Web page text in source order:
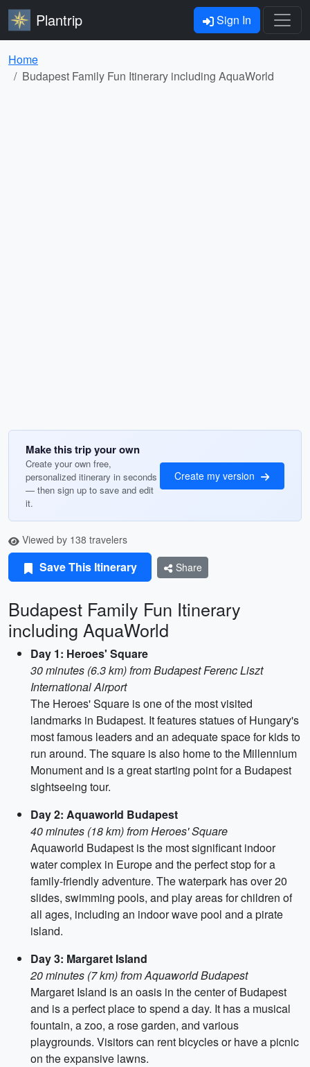
Plantrip Sign In
Home
Budapest Family Fun Itinerary including AquaWorld
Make this trip your own
Create your own free,
personalized itinerary in seconds
— then sign up to save and edit
it.
Create my version
Viewed by 138 travelers
Save This Itinerary Share
Budapest Family Fun Itinerary
including AquaWorld
Day 1: Heroes' Square
30 minutes (6.3 km) from Budapest Ferenc Liszt
International Airport
The Heroes' Square is one of the most visited
landmarks in Budapest. It features statues of Hungary's
most famous leaders and an adequate space for kids to
run around. The square is also home to the Millennium
Monument and is a great starting point for a Budapest
sightseeing tour.
Day 2: Aquaworld Budapest
40 minutes (18 km) from Heroes' Square
Aquaworld Budapest is the most significant indoor
water complex in Europe and the perfect stop for a
family-friendly adventure. The waterpark has over 20
slides, swimming pools, and play areas for children of
all ages, including an indoor wave pool and a pirate
island.
Day 3: Margaret Island
20 minutes (7 km) from Aquaworld Budapest
Margaret Island is an oasis in the center of Budapest
and is a perfect place to spend a day. It has a musical
fountain, a zoo, a rose garden, and various
playgrounds. Visitors can rent bicycles or have a picnic
on the expansive lawns.